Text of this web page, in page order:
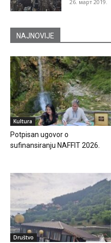
26. март 2019.
NAJNOVIJE
Kultura
Potpisan ugovor o
sufinansiranju NAFFIT 2026.
Društvo